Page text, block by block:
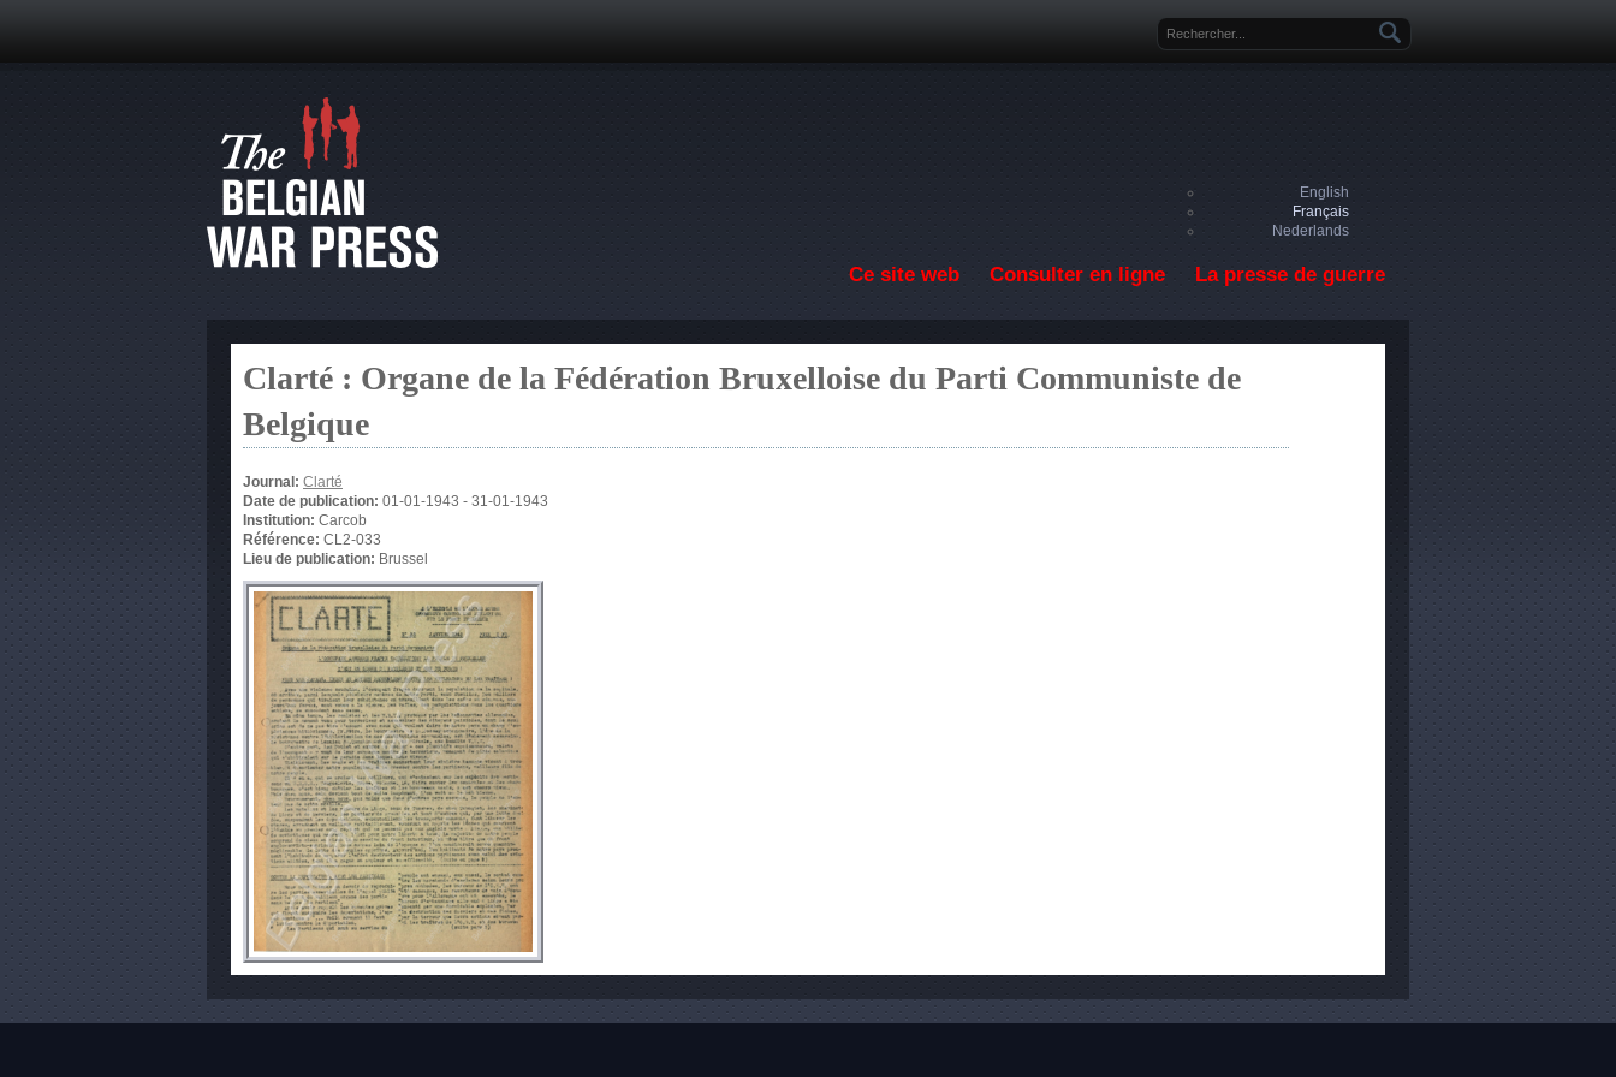
Formulaire de recherche
English
Français
Nederlands
Ce site web Consulter en ligne La presse de guerre
Clarté : Organe de la Fédération Bruxelloise du Parti Communiste de
Belgique
Journal: Clarté
Date de publication: 01-01-1943 - 31-01-1943
Institution: Carcob
Référence: CL2-033
Lieu de publication: Brussel